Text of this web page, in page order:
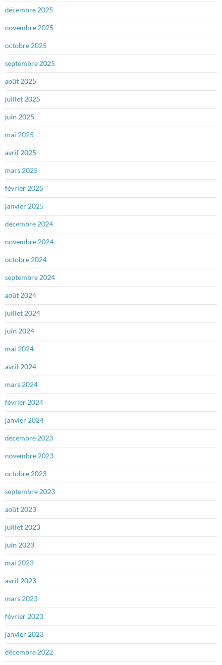
décembre 2025
novembre 2025
octobre 2025
septembre 2025
août 2025
juillet 2025
juin 2025
mai 2025
avril 2025
mars 2025
février 2025
janvier 2025
décembre 2024
novembre 2024
octobre 2024
septembre 2024
août 2024
juillet 2024
juin 2024
mai 2024
avril 2024
mars 2024
février 2024
janvier 2024
décembre 2023
novembre 2023
octobre 2023
septembre 2023
août 2023
juillet 2023
juin 2023
mai 2023
avril 2023
mars 2023
février 2023
janvier 2023
décembre 2022